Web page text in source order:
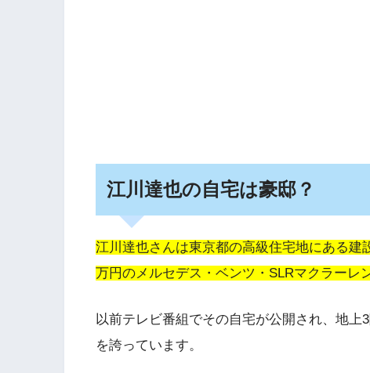
江川達也の自宅は豪邸？
江川達也さんは東京都の高級住宅地にある
万円のメルセデス・ベンツ・SLRマクラーレ
以前テレビ番組でその自宅が公開され、地上
を誇っています。